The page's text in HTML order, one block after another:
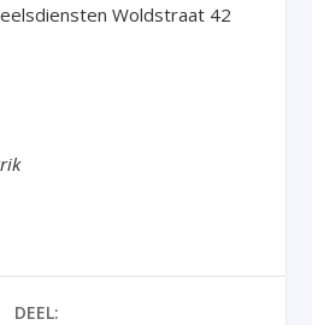
Woldstraat 42
DEEL: